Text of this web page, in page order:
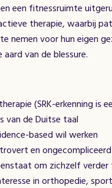
een fitnessruimte
therapie, waarbij
nemen voor hun eigen
van de blessure.
(SRK-erkenning is
van de Duitse taal
based wil werken
en
om zichzelf
in orthopedie,